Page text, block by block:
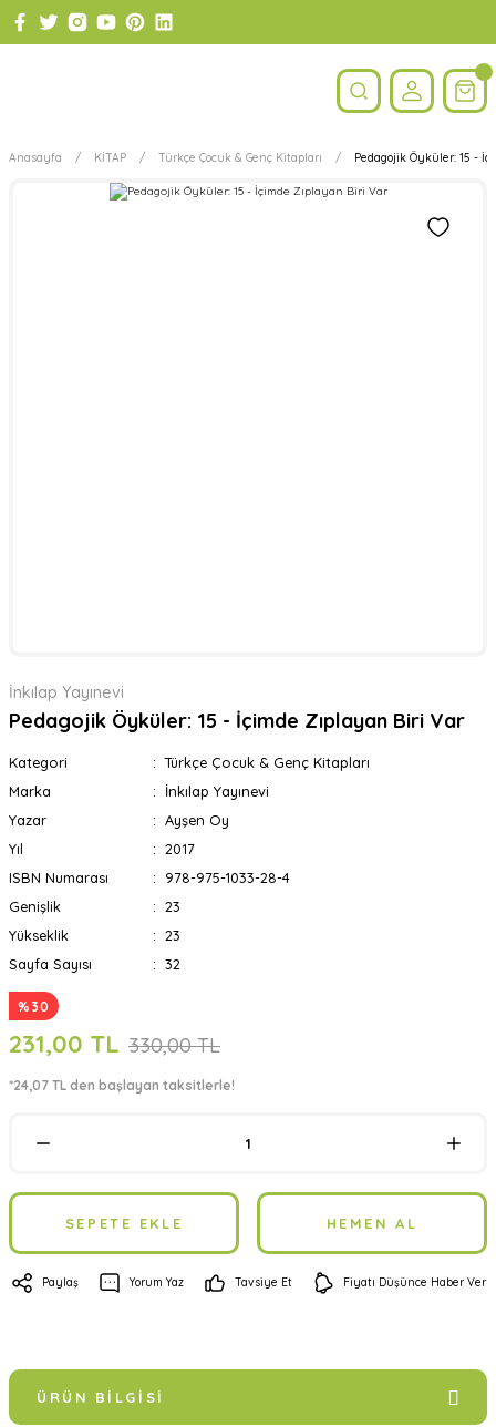
Anasayfa KİTAP Türkçe Çocuk & Genç Kitapları Pedagojik Öyküler: 15 -
İnkılap Yayınevi
Pedagojik Öyküler: 15 - İçimde Zıplayan Biri Var
Kategori
Türkçe Çocuk & Genç Kitapları
Marka
İnkılap Yayınevi
Yazar
Ayşen Oy
Yıl
2017
ISBN Numarası
978-975-1033-28-4
Genişlik
23
Yükseklik
23
Sayfa Sayısı
32
%30
231,00 TL 330,00 TL
*24,07 TL den başlayan taksitlerle!
SEPETE EKLE HEMEN AL
Paylaş Yorum Yaz Tavsiye Et Fiyatı Düşünce Haber Ver
ÜRÜN BILGISI